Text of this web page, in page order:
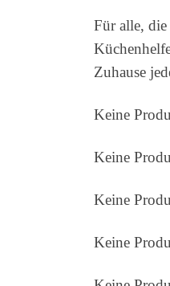
Für alle,
Zuhause
Keine
Keine
Keine
Keine